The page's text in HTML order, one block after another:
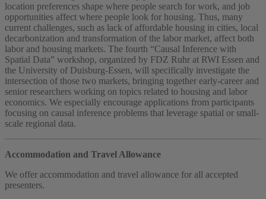
location preferences shape where people search for work, and job
opportunities affect where people look for housing. Thus, many
current challenges, such as lack of affordable housing in cities, local
decarbonization and transformation of the labor market, affect both
labor and housing markets. The fourth “Causal Inference with
Spatial Data” workshop, organized by FDZ Ruhr at RWI Essen and
the University of Duisburg-Essen, will specifically investigate the
intersection of those two markets, bringing together early-career and
senior researchers working on topics related to housing and labor
economics. We especially encourage applications from participants
focusing on causal inference problems that leverage spatial or small-
scale regional data.
Accommodation and Travel Allowance
We offer accommodation and travel allowance for all accepted
presenters.